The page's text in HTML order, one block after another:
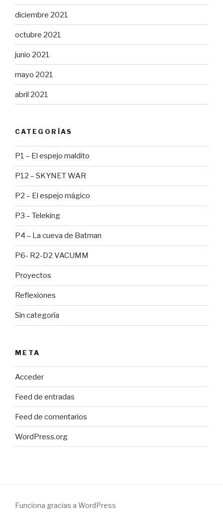
diciembre 2021
octubre 2021
junio 2021
mayo 2021
abril 2021
CATEGORÍAS
P1 – El espejo maldito
P12 – SKYNET WAR
P2 – El espejo mágico
P3 – Teleking
P4 – La cueva de Batman
P6- R2-D2 VACUMM
Proyectos
Reflexiones
Sin categoría
META
Acceder
Feed de entradas
Feed de comentarios
WordPress.org
Funciona gracias a WordPress